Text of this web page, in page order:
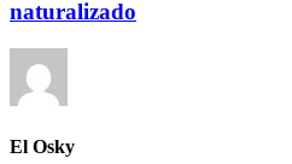
naturalizado
El Osky